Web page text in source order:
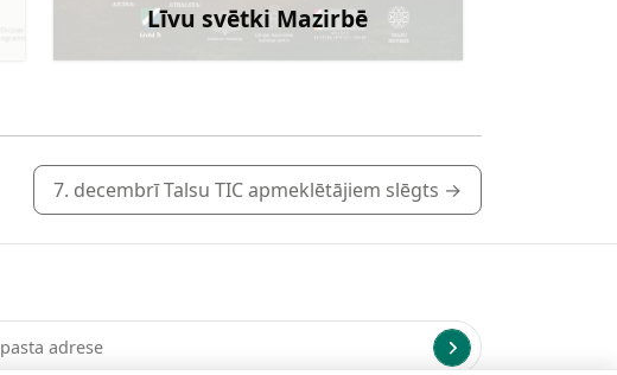
Līvu svētki Mazirbē
Uzzināt vairāk
7. decembrī Talsu TIC apmeklētājiem slēgts →